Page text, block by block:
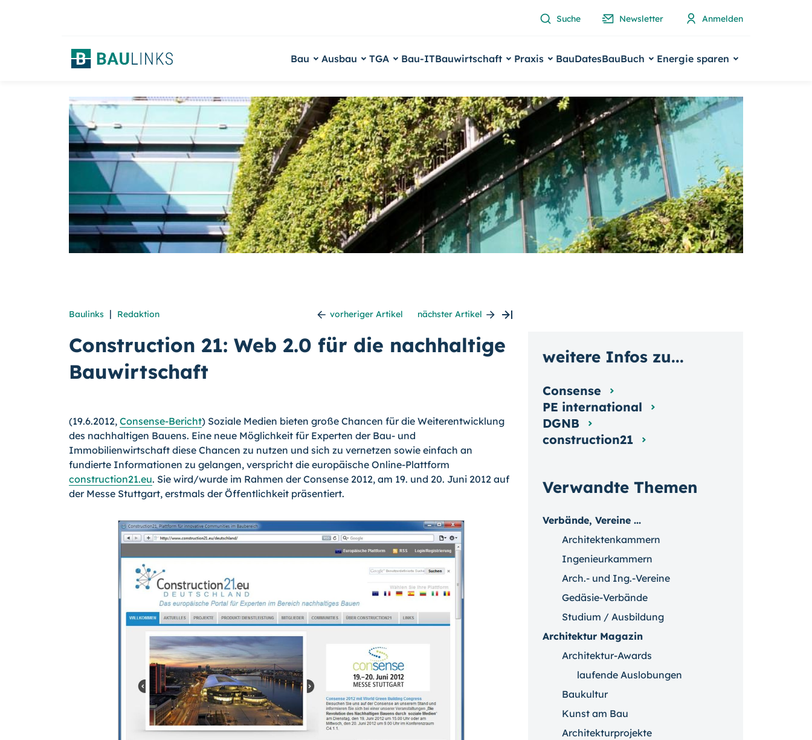
Suche Newsletter Anmelden
Bau Ausbau TGA Bau-ITBauwirtschaft Praxis BauDatesBauBuch Energie sparen
Baulinks | Redaktion vorheriger Artikel nächster Artikel
Construction 21: Web 2.0 für die nachhaltige
Bauwirtschaft
(19.6.2012, Consense-Bericht) Soziale Medien bieten große Chancen für die Weiter­entwicklung
des nachhaltigen Bauens. Eine neue Möglichkeit für Experten der Bau- und
Immobilienwirtschaft diese Chancen zu nutzen und sich zu vernetzen sowie ein­fach an
fundierte Informationen zu gelangen, verspricht die europäische Online-Platt­form
construction21.eu. Sie wird/wurde im Rahmen der Consense 2012, am 19. und 20. Juni 2012 auf
der Messe Stuttgart, erstmals der Öffentlichkeit präsentiert.
Verwandte Themen
Verbände, Vereine ...
Architektenkammern
Ingenieurkammern
Arch.- und Ing.-Vereine
Gedäsie-Verbände
Studium / Ausbildung
Architektur Magazin
Architektur-Awards
laufende Auslobungen
Baukultur
Kunst am Bau
Architekturprojekte
weitere Infos zu...
Consense
PE international
DGNB
construction21